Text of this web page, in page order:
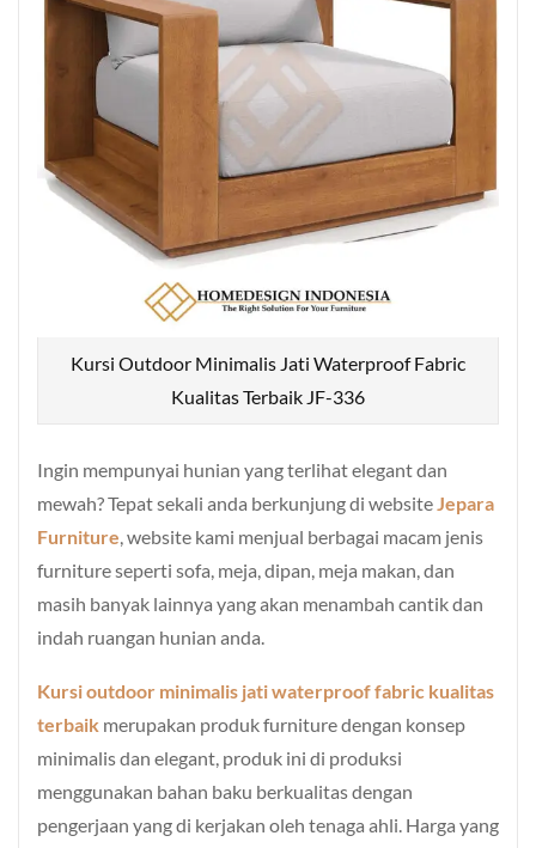
Kursi Outdoor Minimalis Jati Waterproof Fabric
Kualitas Terbaik JF-336
Ingin mempunyai hunian yang terlihat elegant dan
mewah? Tepat sekali anda berkunjung di website Jepara
Furniture , website kami menjual berbagai macam jenis
furniture seperti sofa, meja, dipan, meja makan, dan
masih banyak lainnya yang akan menambah cantik dan
indah ruangan hunian anda.
Kursi outdoor minimalis jatiwaterproof fabric kualitas
terbaik merupakan produk furniture dengan konsep
minimalis dan elegant, produk ini di produksi
menggunakan bahan baku berkualitas dengan
pengerjaan yang di kerjakan oleh tenaga ahli. Harga yang